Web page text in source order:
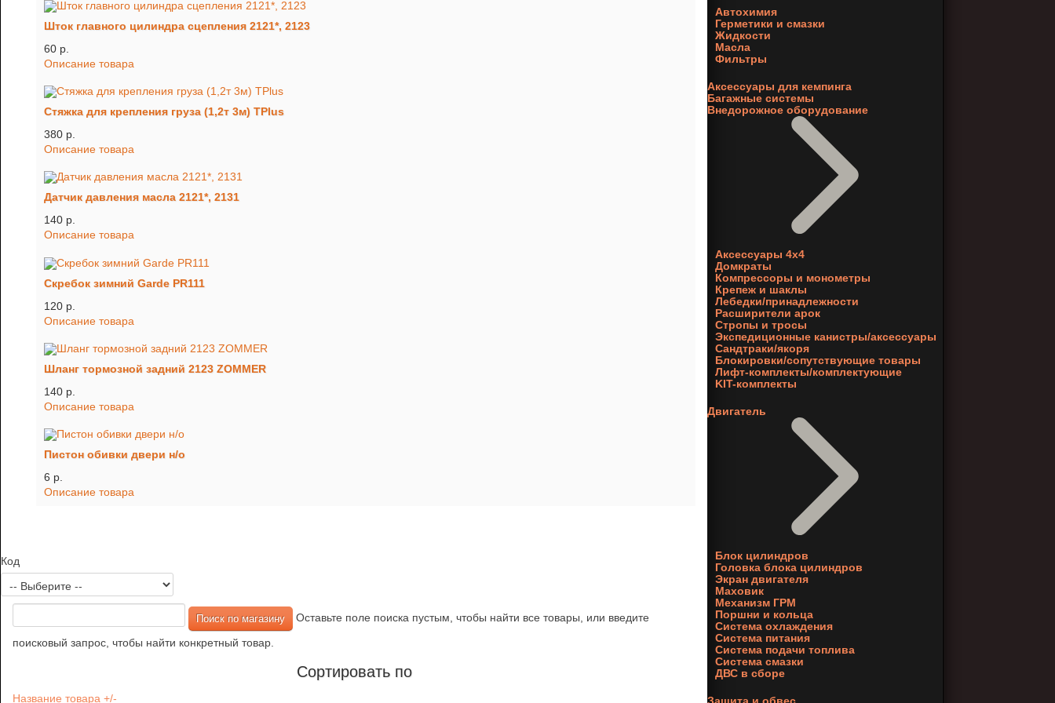
Шток главного цилиндра сцепления 2121*, 2123
60 p.
Описание товара
Стяжка для крепления груза (1,2т 3м) TРlus
380 p.
Описание товара
Датчик давления масла 2121*, 2131
140 p.
Описание товара
Скребок зимний Garde PR111
120 p.
Описание товара
Шланг тормозной задний 2123 ZOMMER
140 p.
Описание товара
Пистон обивки двери н/о
6 p.
Описание товара
Код
Оставьте поле поиска пустым, чтобы найти все товары, или введите
поисковый запрос, чтобы найти конкретный товар.
Сортировать по
Название товара +/-
Автохимия
Герметики и смазки
Жидкости
Масла
Фильтры
Аксессуары для кемпинга
Багажные системы
Внедорожное оборудование
Аксессуары 4х4
Домкраты
Компрессоры и монометры
Крепеж и шаклы
Лебедки/принадлежности
Расширители арок
Стропы и тросы
Экспедиционные канистры/аксессуары
Сандтраки/якоря
Блокировки/сопутствующие товары
Лифт-комплекты/комплектующие
KIT-комплекты
Двигатель
Блок цилиндров
Головка блока цилиндров
Экран двигателя
Маховик
Механизм ГРМ
Поршни и кольца
Система охлаждения
Система питания
Система подачи топлива
Система смазки
ДВС в сборе